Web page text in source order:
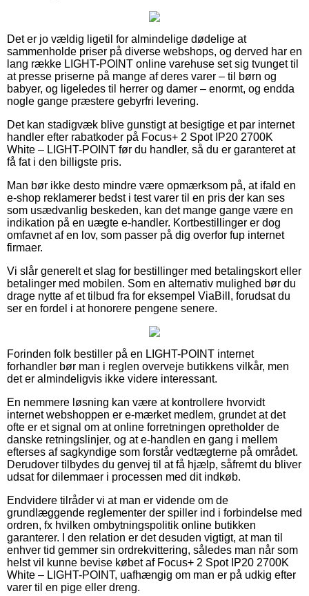
Det er jo vældig ligetil for almindelige dødelige at
sammenholde priser på diverse webshops, og derved har en
lang række LIGHT-POINT online varehuse set sig tvunget til
at presse priserne på mange af deres varer – til børn og
babyer, og ligeledes til herrer og damer – enormt, og endda
nogle gange præstere gebyrfri levering.
Det kan stadigvæk blive gunstigt at besigtige et par internet
handler efter rabatkoder på Focus+ 2 Spot IP20 2700K
White – LIGHT-POINT før du handler, så du er garanteret at
få fat i den billigste pris.
Man bør ikke desto mindre være opmærksom på, at ifald en
e-shop reklamerer bedst i test varer til en pris der kan ses
som usædvanlig beskeden, kan det mange gange være en
indikation på en uægte e-handler. Kortbestillinger er dog
omfavnet af en lov, som passer på dig overfor fup internet
firmaer.
Vi slår generelt et slag for bestillinger med betalingskort eller
betalinger med mobilen. Som en alternativ mulighed bør du
drage nytte af et tilbud fra for eksempel ViaBill, forudsat du
ser en fordel i at honorere pengene senere.
Forinden folk bestiller på en LIGHT-POINT internet
forhandler bør man i reglen overveje butikkens vilkår, men
det er almindeligvis ikke videre interessant.
En nemmere løsning kan være at kontrollere hvorvidt
internet webshoppen er e-mærket medlem, grundet at det
ofte er et signal om at online forretningen opretholder de
danske retningslinjer, og at e-handlen en gang i mellem
efterses af sagkyndige som forstår vedtægterne på området.
Derudover tilbydes du genvej til at få hjælp, såfremt du bliver
udsat for dilemmaer i processen med dit indkøb.
Endvidere tilråder vi at man er vidende om de
grundlæggende reglementer der spiller ind i forbindelse med
ordren, fx hvilken ombytningspolitik online butikken
garanterer. I den relation er det desuden vigtigt, at man til
enhver tid gemmer sin ordrekvittering, således man når som
helst vil kunne bevise købet af Focus+ 2 Spot IP20 2700K
White – LIGHT-POINT, uafhængig om man er på udkig efter
varer til en pige eller dreng.